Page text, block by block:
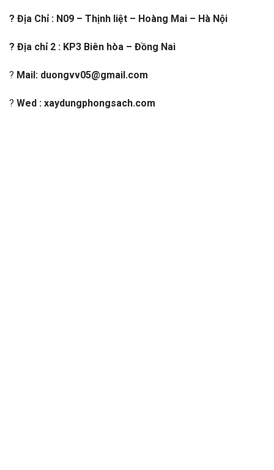
? Địa Chỉ : N09 – Thịnh liệt – Hoàng Mai – Hà Nội
? Địa chỉ 2 : KP3 Biên hòa – Đồng Nai
? Mail: duongvv05@gmail.com
? Wed : xaydungphongsach.com